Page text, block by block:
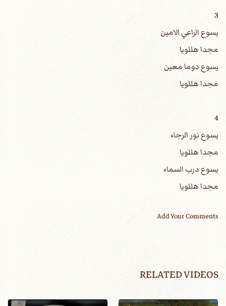
3
يسوع الراعي الامين
مجدا هللويا
يسوع دوما معين
مجدا هللويا
4
يسوع نور الرجاء
مجدا هللويا
يسوع درب السماء
مجدا هللويا
Add Your Comments
RELATED VIDEOS